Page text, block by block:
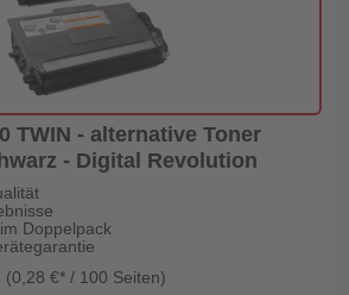
TWIN - alternative Toner
- Digital Revolution
Doppelpack
(0,28 €* / 100 Seiten)